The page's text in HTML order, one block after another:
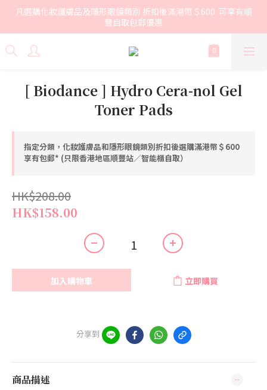
凡選購化妝護膚品及隱形眼鏡類別 折扣後滿港幣＄600  可享有順
豐自取包郵優惠
[ Biodance ] Hydro Cera-nol Gel
Toner Pads
指定分類，化妝護膚品和隱形眼鏡類別折扣後選購滿港幣＄600
享有包郵* (只限香港地區順豐站／智能櫃自取）
HK$208.00
HK$158.00
加入購物車 立即購買
分享到
商品描述